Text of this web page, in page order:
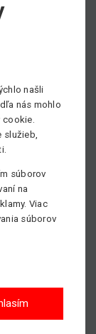
našli
nás mohlo
súborov
na
Viac
súborov